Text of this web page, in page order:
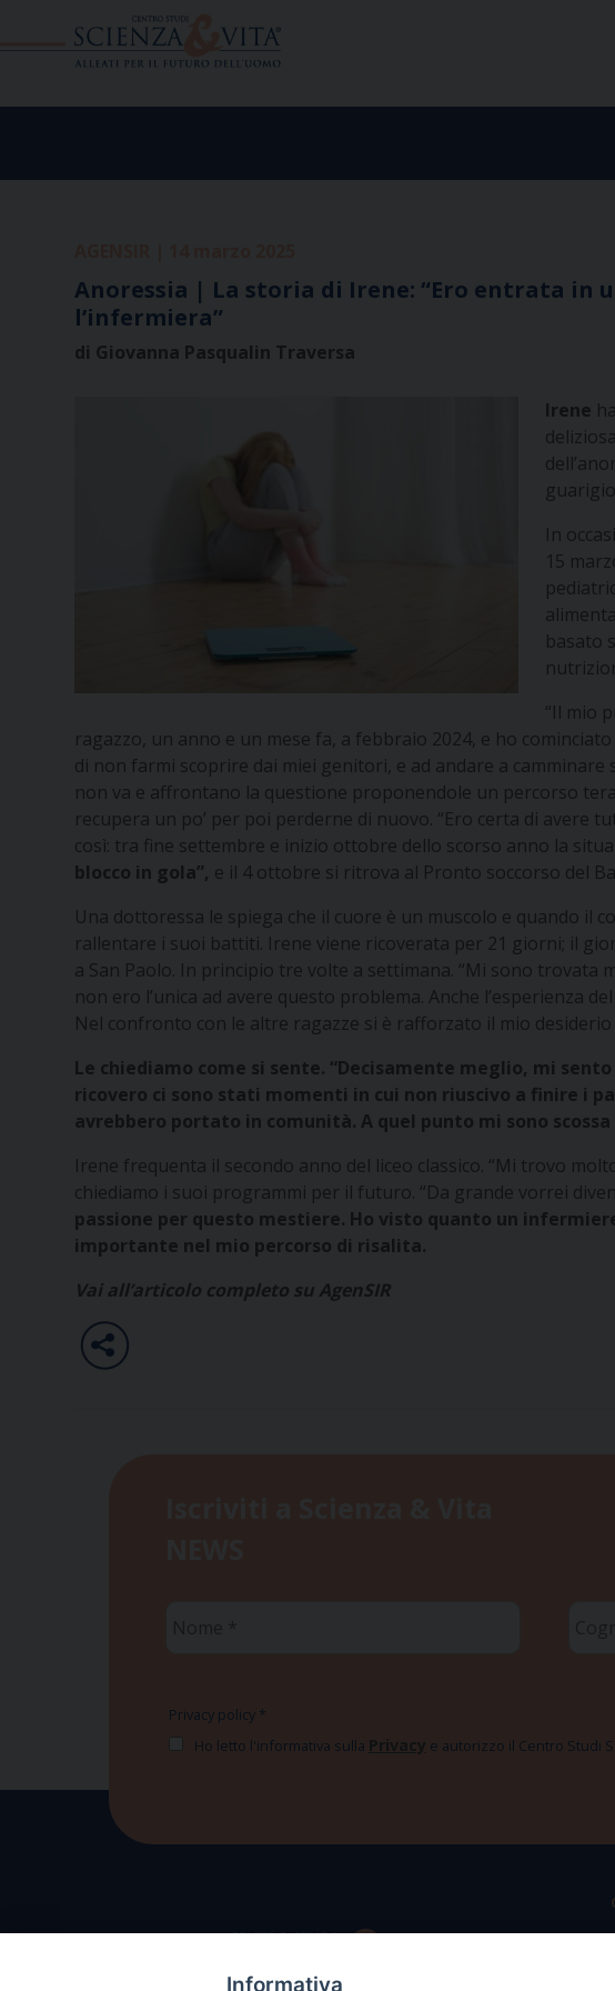
Anoressia | La storia di Irene: “Ero entrata in
l’infermiera”
di Giovanna Pasqualin Traversa
Irene
In
15
basato
“Il mio
ragazzo, un anno e un mese fa, a febbraio 2024, e ho
di non farmi scoprire dai miei genitori, e ad andare a camminare
non va e affrontano la questione proponendole un percorso
recupera un po’ per poi perderne di nuovo. “Ero certa di avere
così: tra fine settembre e inizio ottobre dello scorso anno la
blocco in gola”, e il 4 ottobre si ritrova al Pronto soccorso del
Una dottoressa le spiega che il cuore è un muscolo e quando il
rallentare i suoi battiti. Irene viene ricoverata per 21 giorni; il
a San Paolo. In principio tre volte a settimana. “Mi sono trovata
non ero l’unica ad avere questo problema. Anche l’esperienza
Nel confronto con le altre ragazze si è rafforzato il mio desiderio
Le chiediamo come si sente. “Decisamente meglio, mi
ricovero ci sono stati momenti in cui non riuscivo a finire i
avrebbero portato in comunità. A quel punto mi sono
Irene frequenta il secondo anno del liceo classico. “Mi trovo
chiediamo i suoi programmi per il futuro. “Da grande vorrei
passione per questo mestiere. Ho visto quanto un
importante nel mio percorso di risalita.
Vai all’articolo completo su AgenSIR
Privacy policy *
Ho letto l'informativa sulla Privacy e autorizzo il Centro Studi
Informativa